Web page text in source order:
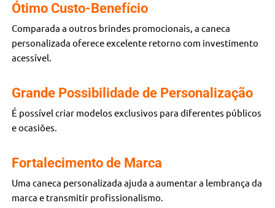
Ótimo Custo-Benefício
Comparada a outros brindes promocionais, a caneca
personalizada oferece excelente retorno com investimento
acessível.
Grande Possibilidade de Personalização
É possível criar modelos exclusivos para diferentes públicos
e ocasiões.
Fortalecimento de Marca
Uma caneca personalizada ajuda a aumentar a lembrança da
marca e transmitir profissionalismo.